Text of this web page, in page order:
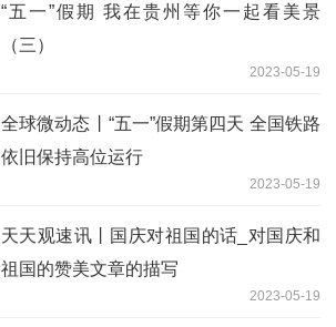
“五一”假期 我在贵州等你一起看美景
（三）
2023-05-19
全球微动态丨“五一”假期第四天 全国铁路
依旧保持高位运行
2023-05-19
天天观速讯丨国庆对祖国的话_对国庆和
祖国的赞美文章的描写
2023-05-19